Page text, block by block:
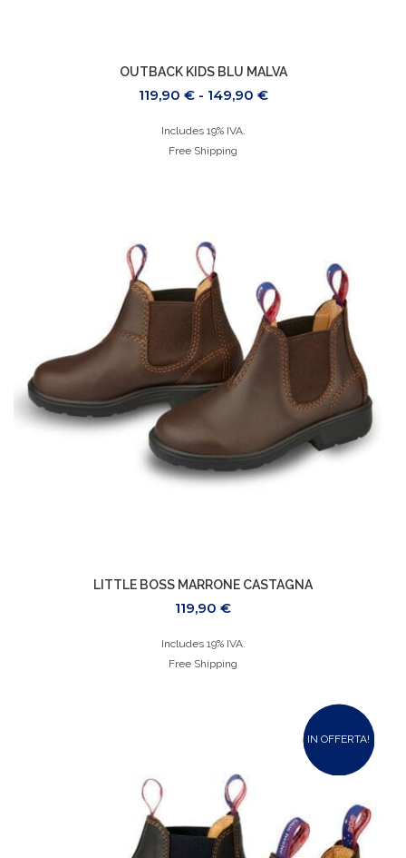
OUTBACK KIDS BLU MALVA
119,90 € - 149,90 €
Includes 19% IVA.
Free Shipping
LITTLE BOSS MARRONE CASTAGNA
119,90 €
Includes 19% IVA.
Free Shipping
IN OFFERTA!